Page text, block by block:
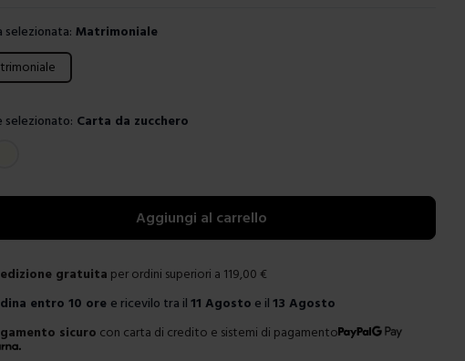
selezionata: Matrimoniale
una misura
selezionato: Carta da zucchero
colore
Aggiungi al carrello
gratuita per ordini superiori a 119,00 €
entro10 ore e ricevilo tra il11 Agosto e il 13 Agosto
sicuro con carta di credito e sistemi di pagamento